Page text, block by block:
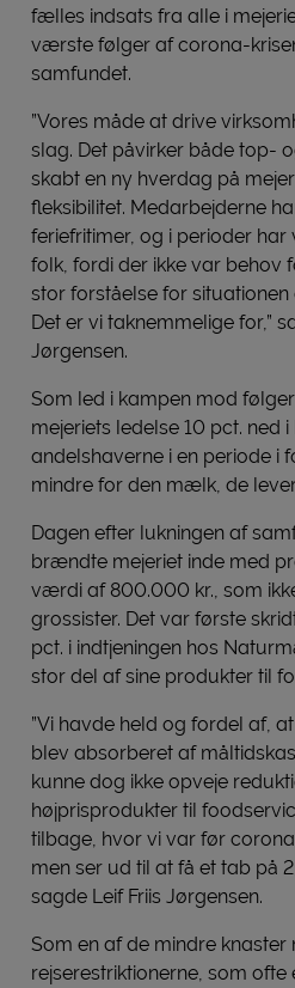
fælles indsats fra alle i
værste følger af corona-
samfundet.
”Vores måde at drive
slag. Det påvirker både top-
skabt en ny hverdag på
fleksibilitet. Medarbejderne
feriefritimer, og i perioder har
folk, fordi der ikke var behov
stor forståelse for
Det er vi taknemmelige for,”
Jørgensen.
Som led i kampen mod
mejeriets ledelse 10 pct. ned
andelshaverne i en periode i
mindre for den mælk, de
Dagen efter lukningen af
brændte mejeriet inde med
værdi af 800.000 kr., som
grossister. Det var første
pct. i indtjeningen hos
stor del af sine produkter til
”Vi havde held og fordel af,
blev absorberet af
kunne dog ikke opveje
højprisprodukter til
tilbage, hvor vi var før
men ser ud til at få et tab på
sagde Leif Friis Jørgensen.
Som en af de mindre
rejserestriktionerne, som